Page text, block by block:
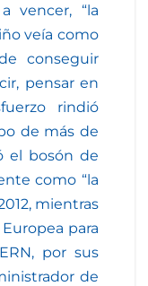
vencer, “la
veía como
conseguir
pensar en
rindió
de más de
el bosón de
como “la
mientras
para
por sus
de